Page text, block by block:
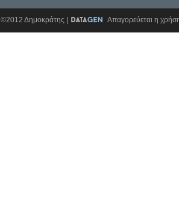
©2012 Δημοκράτης | Απαγορεύεται η